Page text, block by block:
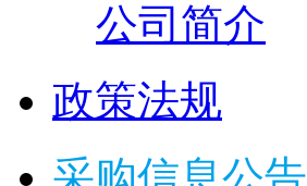
公司简介
政策法规